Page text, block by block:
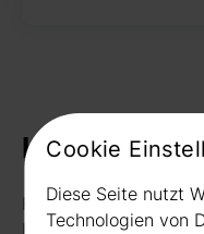
Kontakt
Rudat GmbH
Borussiastr. 26
Cookie
Diese Seite nutzt
Technologien von